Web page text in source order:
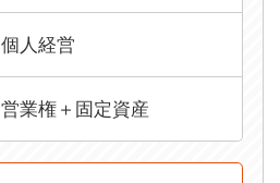
個人経営
営業権＋固定資産